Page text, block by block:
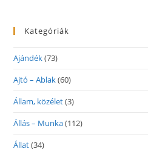
Kategóriák
Ajándék(73)
Ajtó – Ablak(60)
Állam, közélet(3)
Állás – Munka(112)
Állat(34)